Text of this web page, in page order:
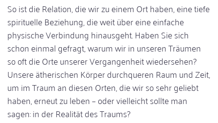
So ist die Relation, die wir zu einem Ort haben, eine tiefe
spirituelle Beziehung, die weit über eine einfache
physische Verbindung hinausgeht. Haben Sie sich
schon einmal gefragt, warum wir in unseren Träumen
so oft die Orte unserer Vergangenheit wiedersehen?
Unsere ätherischen Körper durchqueren Raum und Zeit,
um im Traum an diesen Orten, die wir so sehr geliebt
haben, erneut zu leben – oder vielleicht sollte man
sagen: in der Realität des Traums?